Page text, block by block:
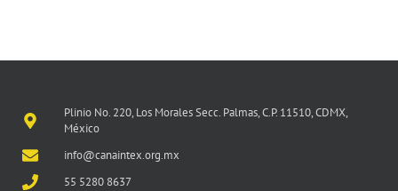
Plinio No. 220, Los Morales Secc. Palmas, C.P. 11510, CDMX,
México
info@canaintex.org.mx
55 5280 8637